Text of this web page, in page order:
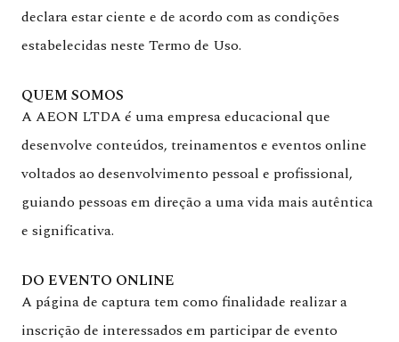
declara estar ciente e de acordo com as condições
estabelecidas neste Termo de Uso.
QUEM SOMOS
A AEON LTDA é uma empresa educacional que
desenvolve conteúdos, treinamentos e eventos online
voltados ao desenvolvimento pessoal e profissional,
guiando pessoas em direção a uma vida mais autêntica
e significativa.
DO EVENTO ONLINE
A página de captura tem como finalidade realizar a
inscrição de interessados em participar de evento